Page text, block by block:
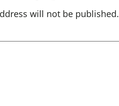
will not be published.